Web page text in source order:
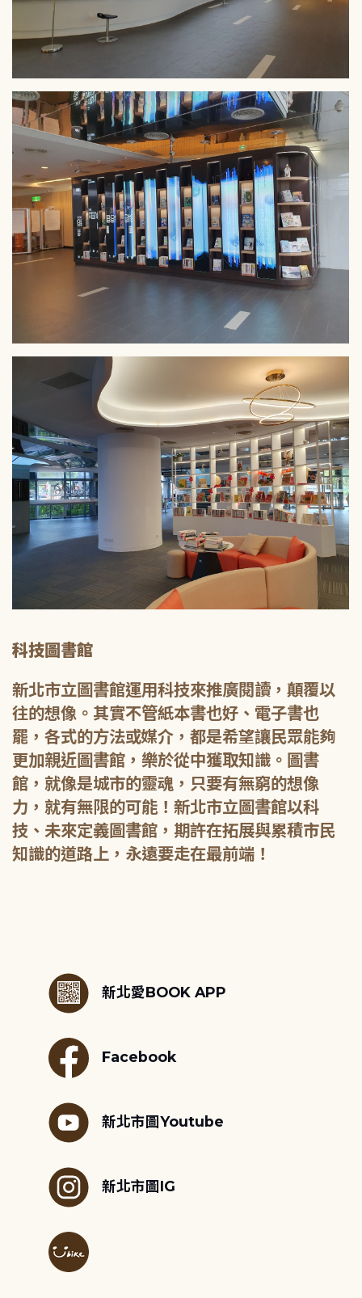
科技圖書館
新北市立圖書館運用科技來推廣閱讀，顛覆以
往的想像。其實不管紙本書也好、電子書也
罷，各式的方法或媒介，都是希望讓民眾能夠
更加親近圖書館，樂於從中獲取知識。圖書
館，就像是城市的靈魂，只要有無窮的想像
力，就有無限的可能！新北市立圖書館以科
技、未來定義圖書館，期許在拓展與累積市民
知識的道路上，永遠要走在最前端！
新北愛BOOK APP
Facebook
新北市圖Youtube
新北市圖IG